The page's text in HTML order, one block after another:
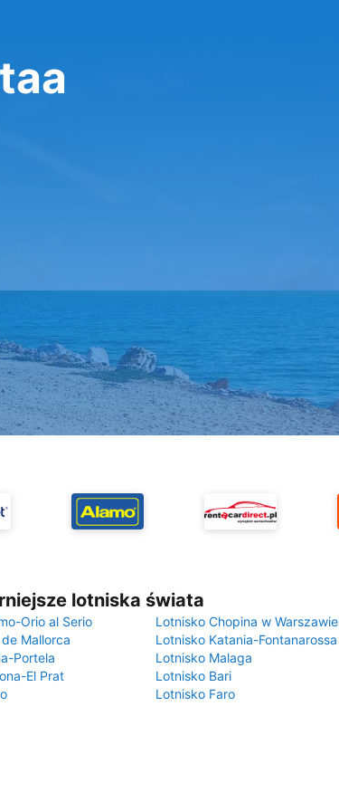
lotniska świata
Orio al Serio
Lotnisko Chopina w Warszawie
Mallorca
Lotnisko Katania-Fontanarossa
Portela
Lotnisko Malaga
El Prat
Lotnisko Bari
Lotnisko Faro